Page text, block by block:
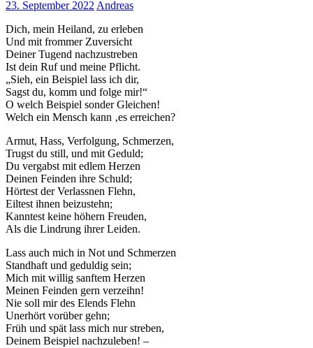
23. September 2022 Andreas
Dich, mein Heiland, zu erleben
Und mit frommer Zuversicht
Deiner Tugend nachzustreben
Ist dein Ruf und meine Pflicht.
„Sieh, ein Beispiel lass ich dir,
Sagst du, komm und folge mir!“
O welch Beispiel sonder Gleichen!
Welch ein Mensch kann ‚es erreichen?
Armut, Hass, Verfolgung, Schmerzen,
Trugst du still, und mit Geduld;
Du vergabst mit edlem Herzen
Deinen Feinden ihre Schuld;
Hörtest der Verlassnen Flehn,
Eiltest ihnen beizustehn;
Kanntest keine höhern Freuden,
Als die Lindrung ihrer Leiden.
Lass auch mich in Not und Schmerzen
Standhaft und geduldig sein;
Mich mit willig sanftem Herzen
Meinen Feinden gern verzeihn!
Nie soll mir des Elends Flehn
Unerhört vorüber gehn;
Früh und spät lass mich nur streben,
Deinem Beispiel nachzuleben! –